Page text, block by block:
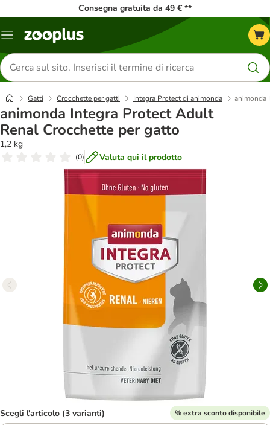
Consegna gratuita da 49 € **
Overview
Cerca
prodotti
Gatti Crocchette per gatti Integra Protect di animonda animonda
animonda Integra Protect Adult
Renal Crocchette per gatto
1,2 kg
(0) Valuta qui il prodotto
Scegli l'articolo (3 varianti) % extra sconto disponibile